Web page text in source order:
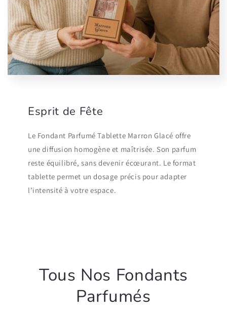
Esprit de Fête
Le Fondant Parfumé Tablette Marron Glacé offre
une diffusion homogène et maîtrisée. Son parfum
reste équilibré, sans devenir écœurant. Le format
tablette permet un dosage précis pour adapter
l’intensité à votre espace.
Tous Nos Fondants
Parfumés